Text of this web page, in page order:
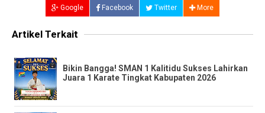
Google Facebook Twitter More
Artikel Terkait
​Bikin Bangga! SMAN 1 Kalitidu Sukses Lahirkan
Juara 1 Karate Tingkat Kabupaten 2026